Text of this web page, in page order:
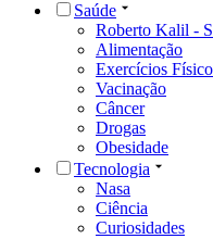
Saúde
Roberto Kalil -
Alimentação
Exercícios
Vacinação
Câncer
Drogas
Obesidade
Tecnologia
Nasa
Ciência
Curiosidades